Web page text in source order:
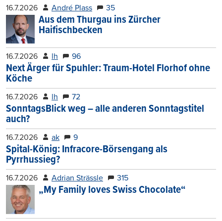
16.7.2026 André Plass 35
Aus dem Thurgau ins Zürcher
Haifischbecken
16.7.2026 lh 96
Next Ärger für Spuhler: Traum-Hotel Florhof ohne
Köche
16.7.2026 lh 72
SonntagsBlick weg – alle anderen Sonntagstitel
auch?
16.7.2026 ak 9
Spital-König: Infracore-Börsengang als
Pyrrhussieg?
16.7.2026 Adrian Strässle 315
„My Family loves Swiss Chocolate“